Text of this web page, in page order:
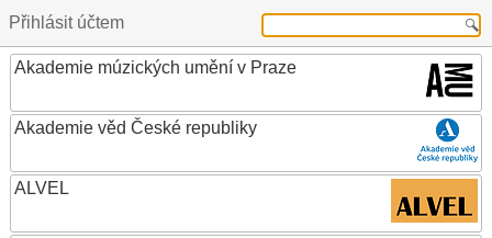
Přihlásit účtem
Akademie múzických umění v Praze
Akademie věd České republiky
ALVEL